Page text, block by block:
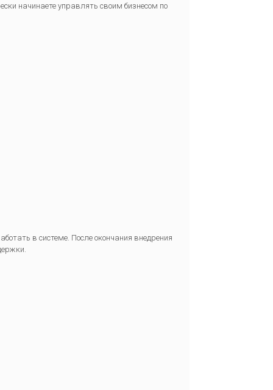
начинаете управлять своим бизнесом по
в системе. После окончания внедрения